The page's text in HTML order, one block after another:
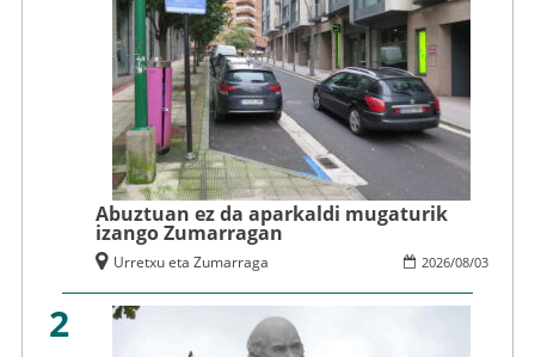
Abuztuan ez da aparkaldi mugaturik
izango Zumarragan
2026/08/03
Urretxu eta Zumarraga
2